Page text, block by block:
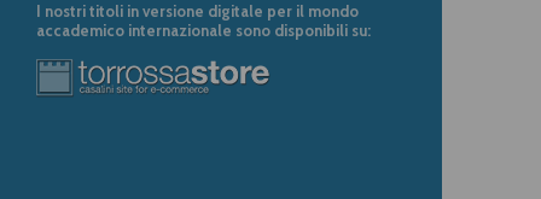
I nostri titoli in versione digitale per il mondo
accademico internazionale sono disponibili su: